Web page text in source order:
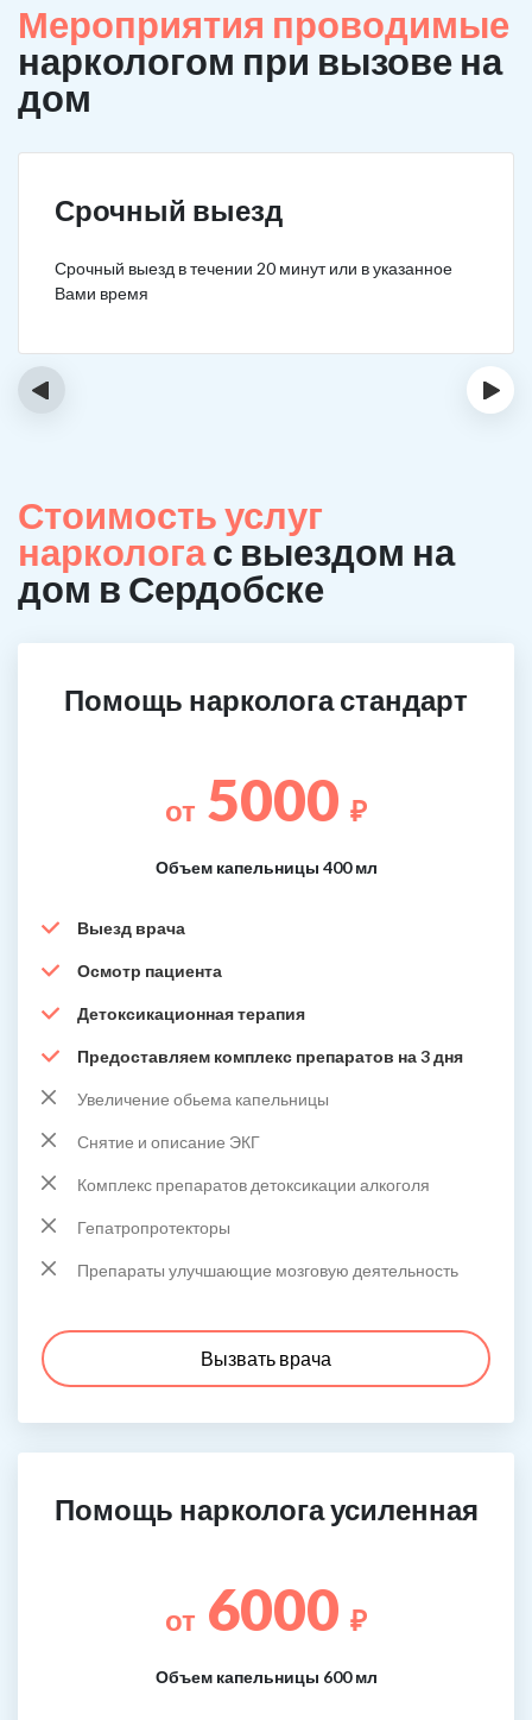
Мероприятия проводимые
наркологом при вызове на
дом
Срочный выезд
Срочный выезд в течении 20 минут или в указанное
Вами время
‹ ›
Стоимость услуг
наркологас выездом на
дом в Сердобске
Помощь нарколога стандарт
от 5000 ₽
Объем капельницы 400 мл
Выезд врача
Осмотр пациента
Детоксикационная терапия
Предоставляем комплекс препаратов на 3 дня
Увеличение обьема капельницы
Снятие и описание ЭКГ
Комплекс препаратов детоксикации алкоголя
Гепатропротекторы
Препараты улучшающие мозговую деятельность
Вызвать врача
Помощь нарколога усиленная
от 6000 ₽
Объем капельницы 600 мл